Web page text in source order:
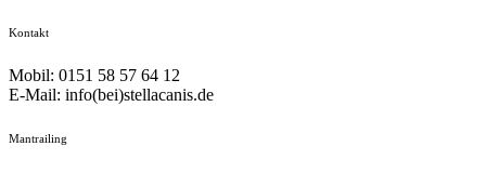
Kontakt
Mobil: 0151 58 57 64 12
E-Mail: info(bei)stellacanis.de
Mantrailing